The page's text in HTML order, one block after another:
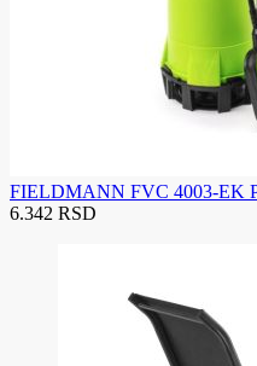
FIELDMANN FVC 4003-EK
6.342 RSD